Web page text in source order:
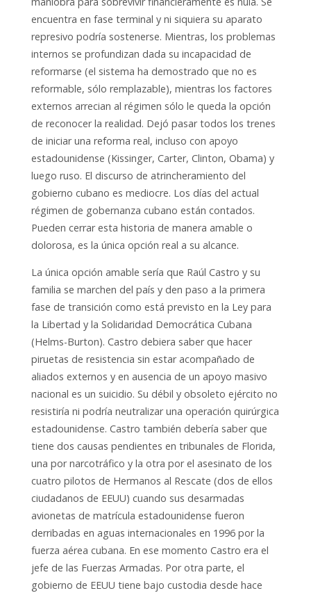
encuentra en fase terminal y ni siquiera su aparato
represivo podría sostenerse. Mientras, los problemas
internos se profundizan dada su incapacidad de
reformarse (el sistema ha demostrado que no es
reformable, sólo remplazable), mientras los factores
externos arrecian al régimen sólo le queda la opción
de reconocer la realidad. Dejó pasar todos los trenes
de iniciar una reforma real, incluso con apoyo
estadounidense (Kissinger, Carter, Clinton, Obama) y
luego ruso. El discurso de atrincheramiento del
gobierno cubano es mediocre. Los días del actual
régimen de gobernanza cubano están contados.
Pueden cerrar esta historia de manera amable o
dolorosa, es la única opción real a su alcance.
La única opción amable sería que Raúl Castro y su
familia se marchen del país y den paso a la primera
fase de transición como está previsto en la Ley para
la Libertad y la Solidaridad Democrática Cubana
(Helms-Burton). Castro debiera saber que hacer
piruetas de resistencia sin estar acompañado de
aliados externos y en ausencia de un apoyo masivo
nacional es un suicidio. Su débil y obsoleto ejército no
resistiría ni podría neutralizar una operación quirúrgica
estadounidense. Castro también debería saber que
tiene dos causas pendientes en tribunales de Florida,
una por narcotráfico y la otra por el asesinato de los
cuatro pilotos de Hermanos al Rescate (dos de ellos
ciudadanos de EEUU) cuando sus desarmadas
avionetas de matrícula estadounidense fueron
derribadas en aguas internacionales en 1996 por la
fuerza aérea cubana. En ese momento Castro era el
jefe de las Fuerzas Armadas. Por otra parte, el
gobierno de EEUU tiene bajo custodia desde hace